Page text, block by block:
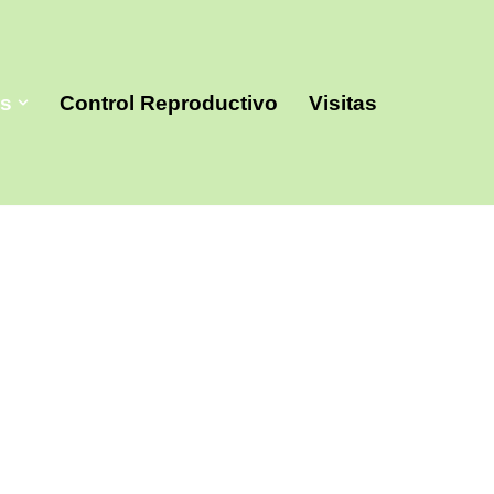
Control Reproductivo Visitas